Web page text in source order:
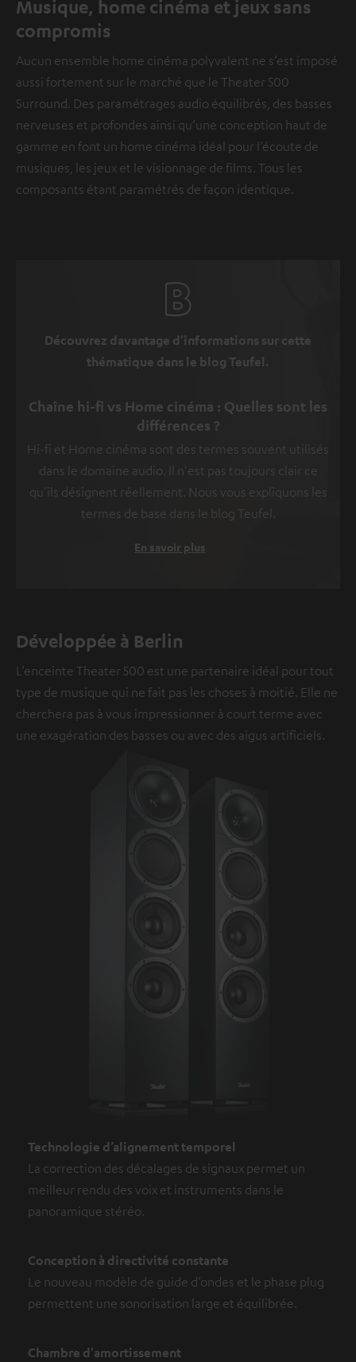
Musique, home cinéma et jeux sans
compromis
Aucun ensemble home cinéma polyvalent ne s’est imposé
aussi fortement sur le marché que le Theater 500
Surround. Des paramétrages audio équilibrés, des basses
nerveuses et profondes ainsi qu’une conception haut de
gamme en font un home cinéma idéal pour l’écoute de
musiques, les jeux et le visionnage de films. Tous les
composants étant paramétrés de façon identique.
Découvrez davantage d'informations sur cette
thématique dans le blog Teufel.
Chaîne hi-fi vs Home cinéma : Quelles sont les
différences ?
Hi-fi et Home cinéma sont des termes souvent utilisés
dans le domaine audio. Il n'est pas toujours clair ce
qu'ils désignent réellement. Nous vous expliquons les
termes de base dans le blog Teufel.
En savoir plus
Développée à Berlin
L’enceinte Theater 500 est une partenaire idéal pour tout
type de musique qui ne fait pas les choses à moitié. Elle ne
cherchera pas à vous impressionner à court terme avec
une exagération des basses ou avec des aigus artificiels.
Technologie d’alignement temporel
La correction des décalages de signaux permet un
meilleur rendu des voix et instruments dans le
panoramique stéréo.
Conception à directivité constante
Le nouveau modèle de guide d’ondes et le phase plug
permettent une sonorisation large et équilibrée.
Chambre d'amortissement